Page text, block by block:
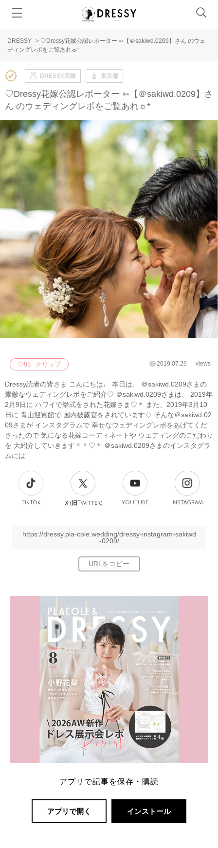
DRESSY > ♡Dressy花嫁公認レポーター ➳【＠sakiwd.0209】さん のウェ
ディングレポをご覧あれ☼*
DRESSY花嫁 東京都
♡Dressy花嫁公認レポーター ➳【＠sakiwd.0209】さ
ん のウェディングレポをご覧あれ☼*
♡93 クリップ 2019.07.26 views
Dressy読者の皆さま こんにちは♩ 本日は、 ＠sakiwd.0209さまの
素敵なウェディングレポをご紹介♡ ＠sakiwd.0209さまは、 2019年
2月9日に ハワイで挙式をされた花嫁さま♡＊ また、2019年3月10
日に 青山迎賓館で 国内披露宴をされています♢ そんな＠sakiwd.02
09さまが インスタグラムで 幸せなウェディングレポをあげてくだ
さったので 気になる花嫁コーディネートや ウェディングのこだわり
を 大紹介していきます＾＾♡＊ ＠sakiwd.0209さまのインスタグラ
ムには
TikTok Ｘ(旧Twitter) YouTube Instagram
https://dressy.pla-cole.wedding/dressy-instagram-sakiwd
-0209/
アプリで記事を保存・購読
アプリで開く インストール